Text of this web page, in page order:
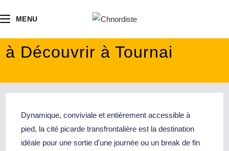
principal
MENU
à Découvrir à Tournai
Dynamique, conviviale et entièrement accessible à
pied, la cité picarde transfrontalière est la destination
idéale pour une sortie d'une journée ou un break de fin